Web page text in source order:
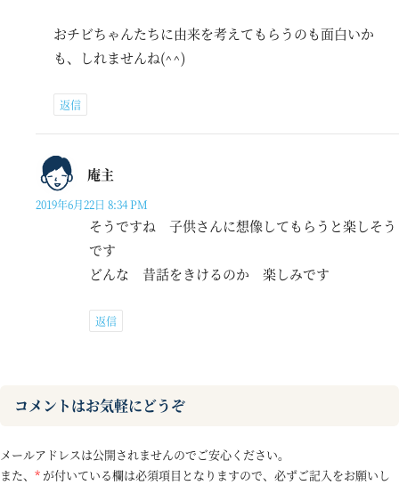
おチビちゃんたちに由来を考えてもらうのも面白いか
も、しれませんね(^^)
返信
庵主
2019年6月22日 8:34 PM
そうですね 子供さんに想像してもらうと楽しそう
です
どんな 昔話をきけるのか 楽しみです
返信
コメントはお気軽にどうぞ
メールアドレスは公開されませんのでご安心ください。
また、 * が付いている欄は必須項目となりますので、必ずご記入をお願いし